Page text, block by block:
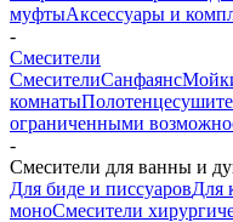
муфтыАксессуары и
-
Смесители
СмесителиСанфаянс
комнаты
ограниченными
-
Смесители для ванны и
Для биде и писсуаровДля
моноСмесители